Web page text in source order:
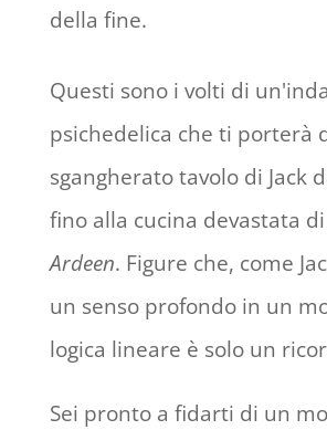
della fine.
Questi sono i volti di
psichedelica che ti porterà
sgangherato tavolo di Jack
fino alla cucina devastata di
Ardeen. Figure che, come
un senso profondo in un
logica lineare è solo un
Sei pronto a fidarti di un